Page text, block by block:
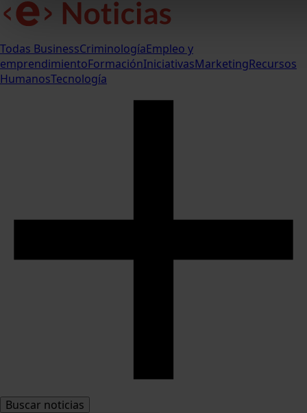
Todas BusinessCriminologíaEmpleo y
emprendimientoFormaciónIniciativasMarketingRecursos
HumanosTecnología
Buscar noticias